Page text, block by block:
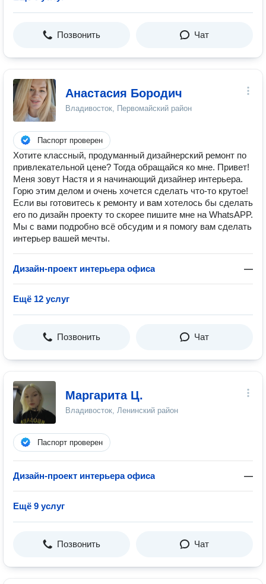
Позвонить Чат
Анастасия Бородич
Владивосток, Первомайский район
Паспорт проверен
Хотите классный, продуманный дизайнерский ремонт по
привлекательной цене? Тогда обращайся ко мне. Привет!
Меня зовут Настя и я начинающий дизайнер интерьера.
Горю этим делом и очень хочется сделать что-то крутое!
Если вы готовитесь к ремонту и вам хотелось бы сделать
его по дизайн проекту то скорее пишите мне на WhatsAPP.
Мы с вами подробно всё обсудим и я помогу вам сделать
интерьер вашей мечты.
Дизайн-проект интерьера офиса —
Ещё 12 услуг
Позвонить Чат
Маргарита Ц.
Владивосток, Ленинский район
Паспорт проверен
Дизайн-проект интерьера офиса —
Ещё 9 услуг
Позвонить Чат